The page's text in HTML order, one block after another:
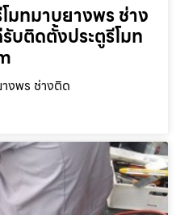
มทมาบยางพร ช่าง
บติดตั้งประตูรีโมท
งพร ช่างติด